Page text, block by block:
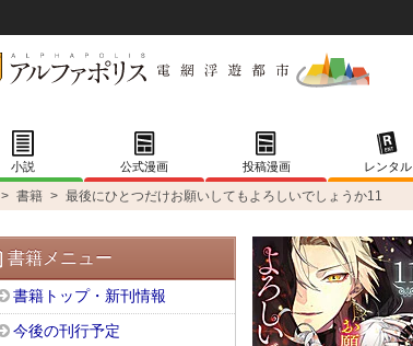
小説 公式漫画 投稿漫画 レンタル
> 書籍 > 最後にひとつだけお願いしてもよろしいでしょうか11
書籍メニュー
書籍トップ・新刊情報
今後の刊行予定